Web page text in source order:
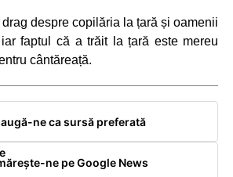
despre copilăria la țară și oamenii
faptul că a trăit la țară este mereu
cântăreață.
ne ca sursă preferată
ne pe Google News